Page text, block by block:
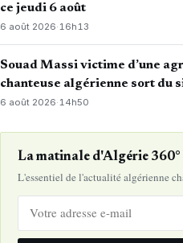
ce jeudi 6 août
6 août 2026· 16h13
Souad Massi victime d’une
chanteuse algérienne sort du
6 août 2026·14h50
La matinale d'Algérie 360°
L'essentiel de l'actualité algérienne